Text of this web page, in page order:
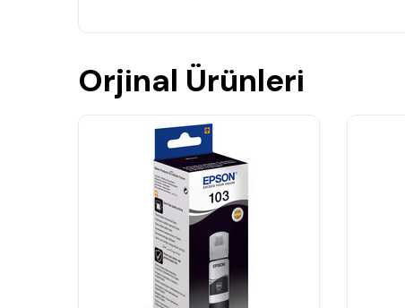
Mürekkep teknolojisi Dye Ink
Kategori Tekli yer, Home Office
Çok işlevliBaskı, Tarama, Kopya
Baskı hızıISO/IEC 24734 10 Sayfa/dk. Tek renkli, 5
Baskı hızı33 Sayfa/dk. Tek renkli (düz kağıt), 15 Sayfa/
Siyah, Cyan, Sarı, Macenta
Orjinal Ürünleri